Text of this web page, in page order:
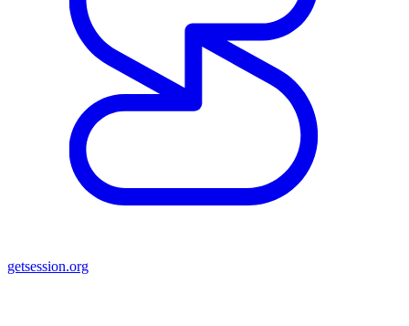
getsession.org